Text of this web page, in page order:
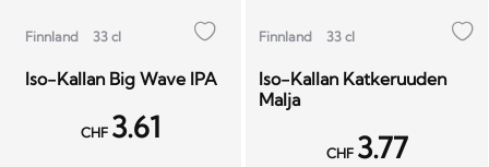
Finnland 33 cl
Iso-Kallan Big Wave IPA
CHF 3.61
Finnland 33 cl
Iso-Kallan Katkeruuden
Malja
CHF 3.77